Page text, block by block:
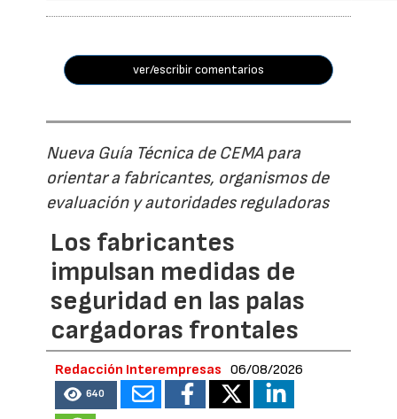
ver/escribir comentarios
Nueva Guía Técnica de CEMA para
orientar a fabricantes, organismos de
evaluación y autoridades reguladoras
Los fabricantes
impulsan medidas de
seguridad en las palas
cargadoras frontales
Redacción Interempresas 06/08/2026
640